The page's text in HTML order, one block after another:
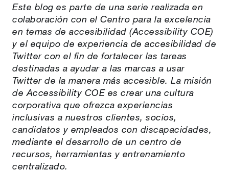
Este blog es parte de una serie realizada en
colaboración con el Centro para la excelencia
en temas de accesibilidad (Accessibility COE)
y el equipo de experiencia de accesibilidad de
Twitter con el fin de fortalecer las tareas
destinadas a ayudar a las marcas a usar
Twitter de la manera más accesible. La misión
de Accessibility COE es crear una cultura
corporativa que ofrezca experiencias
inclusivas a nuestros clientes, socios,
candidatos y empleados con discapacidades,
mediante el desarrollo de un centro de
recursos, herramientas y entrenamiento
centralizado.